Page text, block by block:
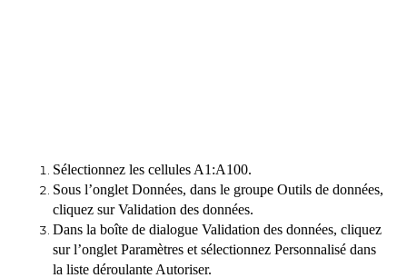
Sélectionnez les cellules A1:A100.
Sous l’onglet Données, dans le groupe Outils de données,
cliquez sur Validation des données.
Dans la boîte de dialogue Validation des données, cliquez
sur l’onglet Paramètres et sélectionnez Personnalisé dans
la liste déroulante Autoriser.